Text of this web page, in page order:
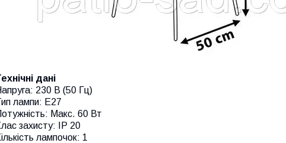
дані
230 В (50 Гц)
лампи: E27
Макс. 60 Вт
захисту: IP 20
лампочок: 1